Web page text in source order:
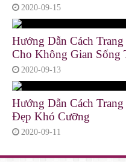
2020-09-15
Hướng Dẫn Cách
Cho Không Gian Sống
2020-09-13
Hướng Dẫn Cách
Đẹp Khó Cưỡng
2020-09-11